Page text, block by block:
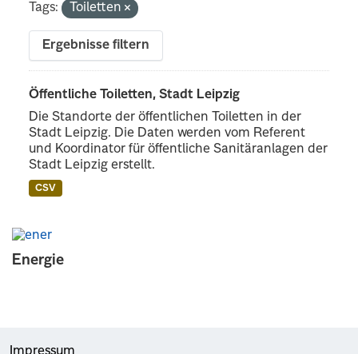
Energie
Tags: Toiletten
Ergebnisse filtern
Öffentliche Toiletten, Stadt Leipzig
Die Standorte der öffentlichen Toiletten in der
Stadt Leipzig. Die Daten werden vom Referent
und Koordinator für öffentliche Sanitäranlagen der
Stadt Leipzig erstellt.
CSV